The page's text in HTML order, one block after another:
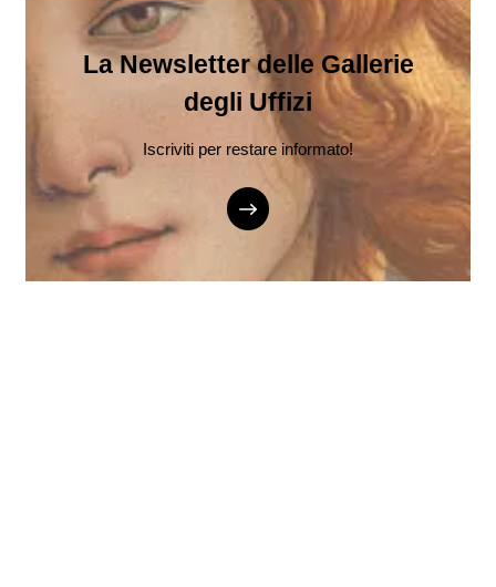
La Newsletter delle Gallerie
degli Uffizi
Iscriviti per restare informato!